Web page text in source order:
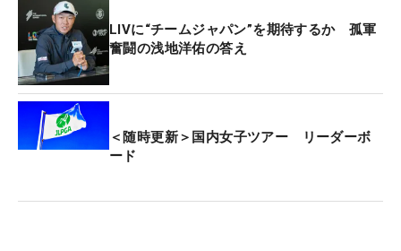
LIVに“チームジャパン”を期待するか 孤軍
奮闘の浅地洋佑の答え
＜随時更新＞国内女子ツアー リーダーボ
ード